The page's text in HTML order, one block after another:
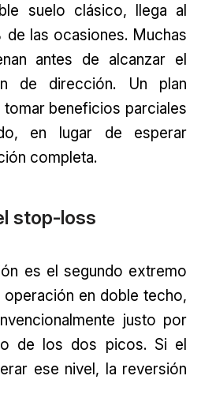
suelo clásico, llega al
las ocasiones. Muchas
antes de alcanzar el
de dirección. Un plan
beneficios parciales
en lugar de esperar
completa.
stop-loss
es el segundo extremo
operación en doble techo,
justo por
de los dos picos. Si el
ese nivel, la reversión